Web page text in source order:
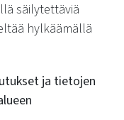
säilytettäviä
hylkäämällä
ja tietojen